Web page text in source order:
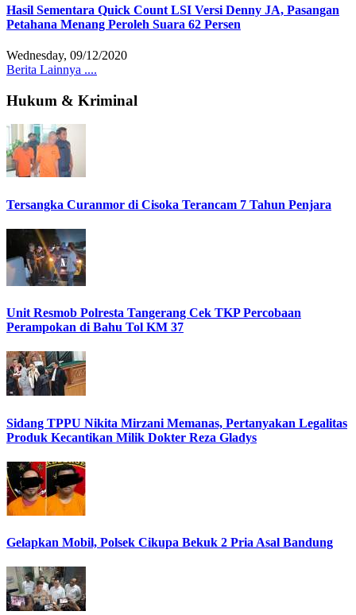
Hasil Sementara Quick Count LSI Versi Denny JA, Pasangan
Petahana Menang Peroleh Suara 62 Persen
Wednesday, 09/12/2020
Berita Lainnya ....
Hukum & Kriminal
Tersangka Curanmor di Cisoka Terancam 7 Tahun Penjara
Unit Resmob Polresta Tangerang Cek TKP Percobaan
Perampokan di Bahu Tol KM 37
Sidang TPPU Nikita Mirzani Memanas, Pertanyakan Legalitas
Produk Kecantikan Milik Dokter Reza Gladys
Gelapkan Mobil, Polsek Cikupa Bekuk 2 Pria Asal Bandung